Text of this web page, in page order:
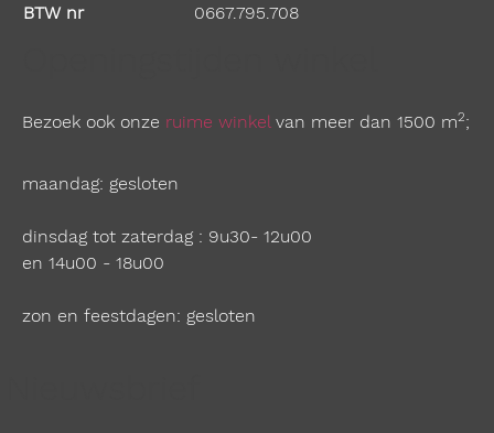
BTW nr
0667.795.708
Bezoek ook onze ruime winkelvan meer dan 1500 m2;
maandag: gesloten
dinsdag tot zaterdag : 9u30- 12u00
en 14u00 - 18u00
zon en feestdagen: gesloten